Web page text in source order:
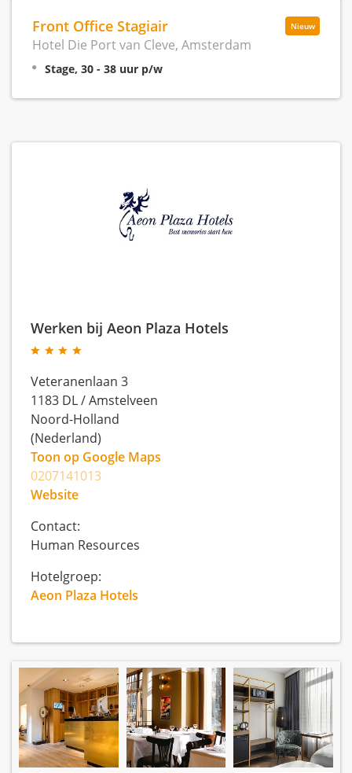
Nieuw
Front Office Stagiair
Hotel Die Port van Cleve, Amsterdam
Stage, 30 - 38 uur p/w
Werken bij Aeon Plaza Hotels
Veteranenlaan 3
1183 DL/Amstelveen
Noord-Holland
(Nederland)
Toon op Google Maps
0207141013
Website
Contact:
Human Resources
Hotelgroep:
Aeon Plaza Hotels